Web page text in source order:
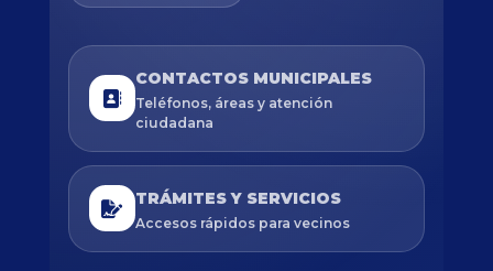
CONTACTOS MUNICIPALES
Teléfonos, áreas y atención
ciudadana
TRÁMITES Y SERVICIOS
Accesos rápidos para vecinos